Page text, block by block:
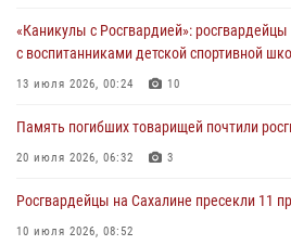
31 июля 2026, 03:59 1
В Управлении Росгвардии по Сахалинской
пунктов
30 июля 2026, 07:18
«Каникулы с Росгвардией»: росгвардейцы
с воспитанниками детской спортивной
13 июля 2026, 00:24 10
Память погибших товарищей почтили
20 июля 2026, 06:32 3
Росгвардейцы на Сахалине пресекли 11
10 июля 2026, 08:52